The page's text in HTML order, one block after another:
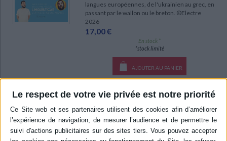
Le respect de votre vie privée est notre priorité
langues européennes, de l'ukrainien au grec, en
passant par le wallon ou le breton. ©Electre
2026
17,00 €
En stock *
*stock limité
AJOUTER AU PANIER
Dictionnaire des clichés littéraires
Éditeur :
Un dictionnaire accompagné d'une étude de